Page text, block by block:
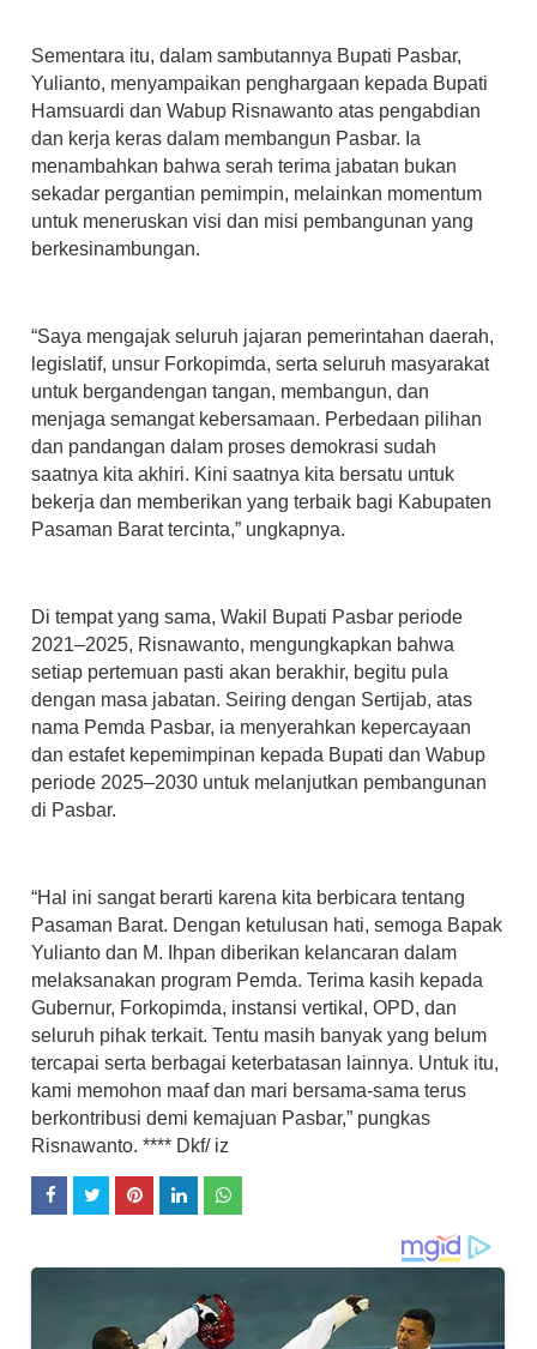
Sementara itu, dalam sambutannya Bupati Pasbar,
Yulianto, menyampaikan penghargaan kepada Bupati
Hamsuardi dan Wabup Risnawanto atas pengabdian
dan kerja keras dalam membangun Pasbar. Ia
menambahkan bahwa serah terima jabatan bukan
sekadar pergantian pemimpin, melainkan momentum
untuk meneruskan visi dan misi pembangunan yang
berkesinambungan.
“Saya mengajak seluruh jajaran pemerintahan daerah,
legislatif, unsur Forkopimda, serta seluruh masyarakat
untuk bergandengan tangan, membangun, dan
menjaga semangat kebersamaan. Perbedaan pilihan
dan pandangan dalam proses demokrasi sudah
saatnya kita akhiri. Kini saatnya kita bersatu untuk
bekerja dan memberikan yang terbaik bagi Kabupaten
Pasaman Barat tercinta,” ungkapnya.
Di tempat yang sama, Wakil Bupati Pasbar periode
2021–2025, Risnawanto, mengungkapkan bahwa
setiap pertemuan pasti akan berakhir, begitu pula
dengan masa jabatan. Seiring dengan Sertijab, atas
nama Pemda Pasbar, ia menyerahkan kepercayaan
dan estafet kepemimpinan kepada Bupati dan Wabup
periode 2025–2030 untuk melanjutkan pembangunan
di Pasbar.
“Hal ini sangat berarti karena kita berbicara tentang
Pasaman Barat. Dengan ketulusan hati, semoga Bapak
Yulianto dan M. Ihpan diberikan kelancaran dalam
melaksanakan program Pemda. Terima kasih kepada
Gubernur, Forkopimda, instansi vertikal, OPD, dan
seluruh pihak terkait. Tentu masih banyak yang belum
tercapai serta berbagai keterbatasan lainnya. Untuk itu,
kami memohon maaf dan mari bersama-sama terus
berkontribusi demi kemajuan Pasbar,” pungkas
Risnawanto. **** Dkf/ iz